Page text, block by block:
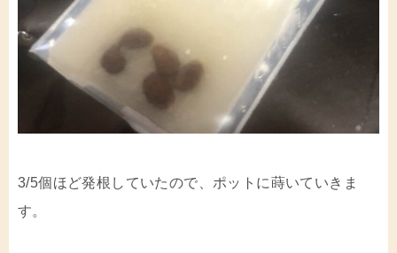
3/5個ほど発根していたので、ポットに蒔いていきま
す。